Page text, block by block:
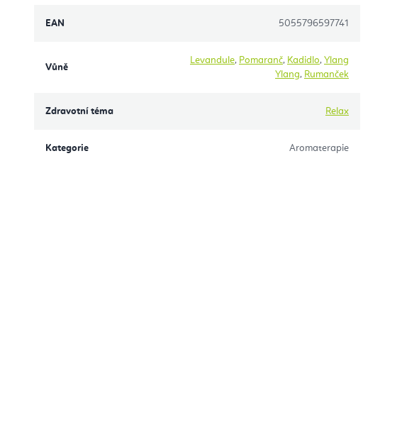
EAN 5055796597741
Vůně
Levandule, Pomaranč, Kadidlo, Ylang
Ylang, Rumanček
Zdravotní téma Relax
Kategorie Aromaterapie